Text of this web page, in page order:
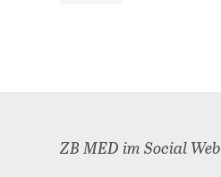
ZB MED im Social Web